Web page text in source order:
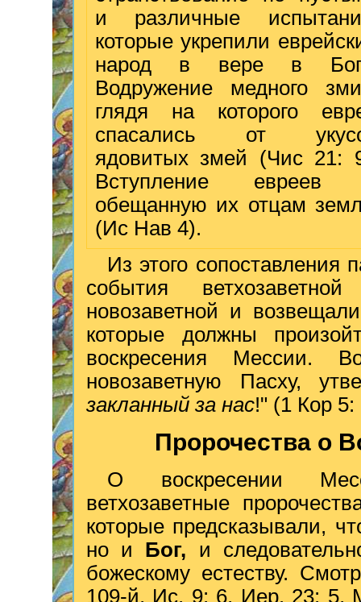
и различные
которые укрепили
народ в вере в
Водружение медного
глядя на которого
спасались от
ядовитых змей (Чис 21:
Вступление евреев
обещанную их отцам
(Ис Нав 4).
Из этого
события
новозаветной и
которые должны
воскресения Мессии.
новозаветную Пасху,
закланный за нас!" (1 Кор 5:
Пророчества о
О
воскресении
ветхозаветные
которые предсказывали,
но и Бог, и
божескому естеству.
109-й, Ис. 9: 6, Иер. 23: 5,